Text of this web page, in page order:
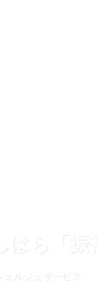
はら「振
ェルジュサービス